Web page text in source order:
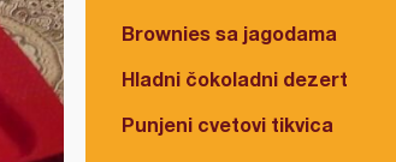
Brownies sa jagodama
Hladni čokoladni dezert
Punjeni cvetovi tikvica